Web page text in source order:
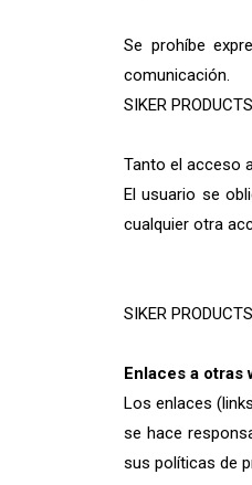
Se prohíbe
comunicación.
SIKER
Tanto el acceso
El usuario se
cualquier otra
SIKER
Enlaces a otras
Los enlaces
se hace
sus políticas de